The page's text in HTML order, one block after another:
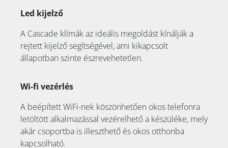
Led kijelző
A Cascade klímák az ideális megoldást kínálják a
rejtett kijelző segítségével, ami kikapcsolt
állapotban szinte észrevehetetlen.
Wi-fi vezérlés
A beépített WiFi-nek köszönhetően okos telefonra
letöltött alkalmazással vezérelhető a készüléke, mely
akár csoportba is illeszthető és okos otthonba
kapcsolható.